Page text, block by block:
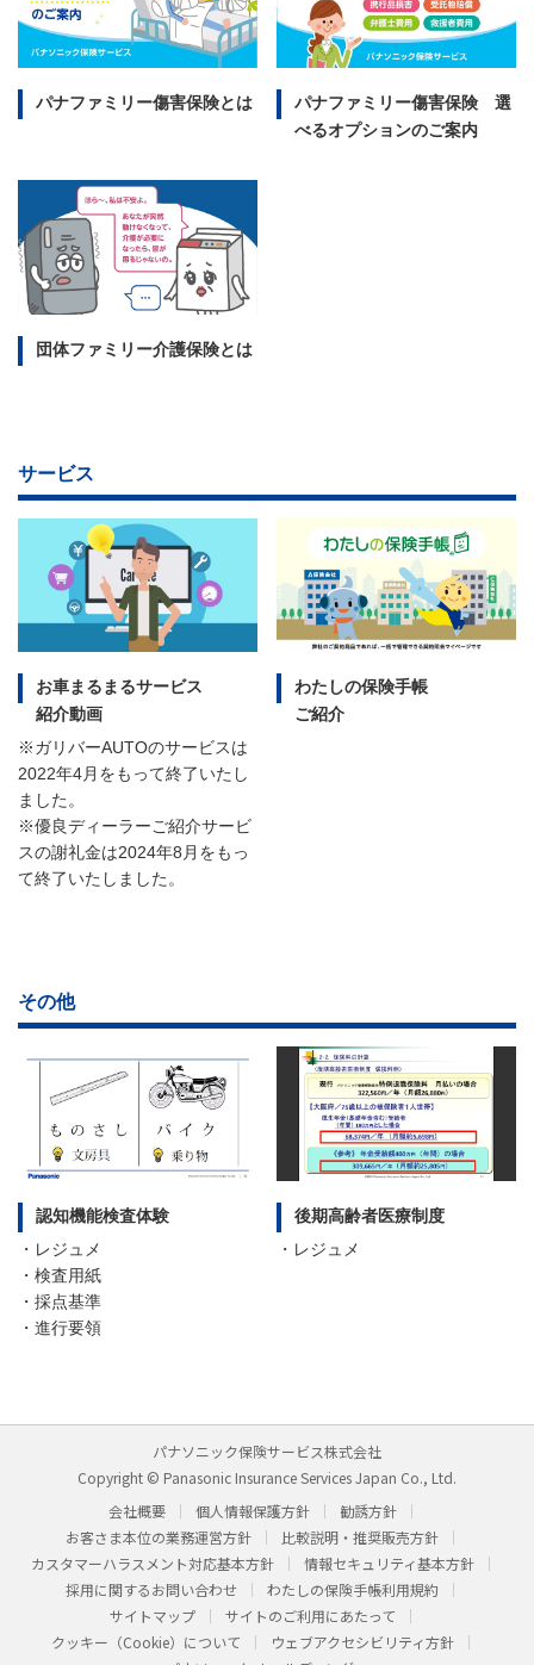
パナファミリー傷害保険とは
パナファミリー傷害保険 選
べるオプションのご案内
団体ファミリー介護保険とは
サービス
お車まるまるサービス
紹介動画
※ガリバーAUTOのサービスは
2022年4月をもって終了いたし
ました。
※優良ディーラーご紹介サービ
スの謝礼金は2024年8月をもっ
て終了いたしました。
わたしの保険手帳
ご紹介
その他
認知機能検査体験
・レジュメ
・検査用紙
・採点基準
・進行要領
後期高齢者医療制度
・レジュメ
パナソニック保険サービス株式会社
Copyright © Panasonic Insurance Services Japan Co., Ltd.
会社概要
個人情報保護方針
勧誘方針
お客さま本位の業務運営方針
比較説明・推奨販売方針
カスタマーハラスメント対応基本方針
情報セキュリティ基本方針
採用に関するお問い合わせ
わたしの保険手帳利用規約
サイトマップ
サイトのご利用にあたって
クッキー（Cookie）について
ウェブアクセシビリティ方針